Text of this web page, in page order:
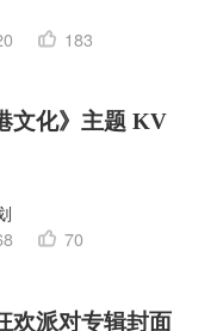
183
文化》主题 KV
70
欢派对专辑封面